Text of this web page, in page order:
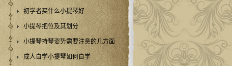
初学者买什么小提琴好
小提琴把位及其划分
小提琴持琴姿势需要注意的几方面
成人自学小提琴如何自学